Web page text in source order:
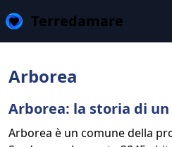
Terredamare
Arborea
Arborea: la storia di
Arborea è un comune della